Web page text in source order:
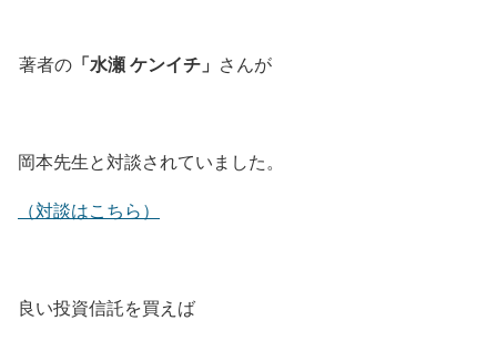
著者の 「水瀬 ケンイチ」 さんが
岡本先生と対談されていました。
（対談はこちら）
良い投資信託を買えば